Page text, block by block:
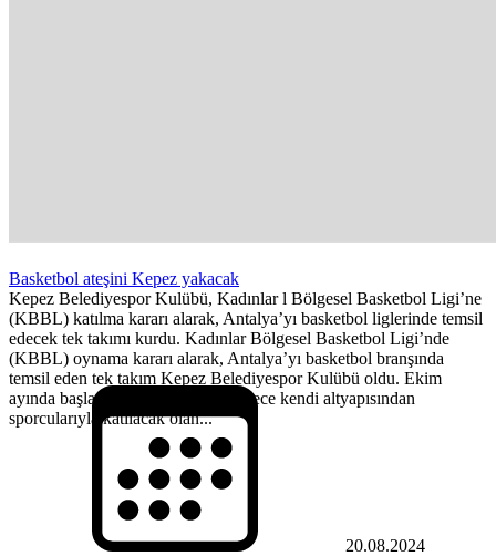
Basketbol ateşini Kepez yakacak
Kepez Belediyespor Kulübü, Kadınlar l Bölgesel Basketbol Ligi’ne
(KBBL) katılma kararı alarak, Antalya’yı basketbol liglerinde temsil
edecek tek takımı kurdu. Kadınlar Bölgesel Basketbol Ligi’nde
(KBBL) oynama kararı alarak, Antalya’yı basketbol branşında
temsil eden tek takım Kepez Belediyespor Kulübü oldu. Ekim
ayında başlaması beklenen lige sadece kendi altyapısından
sporcularıyla katılacak olan...
20.08.2024